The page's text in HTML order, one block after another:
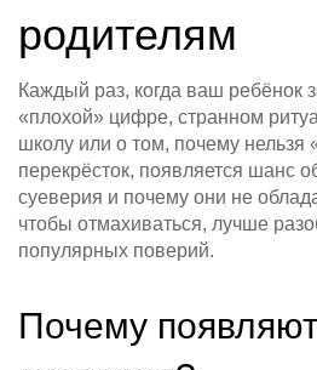
родителям
Каждый раз, когда ваш ребёнок
«плохой» цифре, странном
школу или о том, почему нельзя
перекрёсток, появляется шанс
суеверия и почему они не
чтобы отмахиваться, лучше
популярных поверий.
Почему